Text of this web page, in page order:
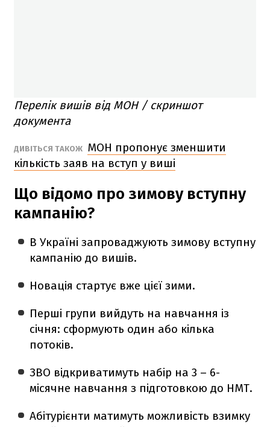
Перелік вишів від МОН / скриншот
документа
ДИВІТЬСЯ ТАКОЖ МОН пропонує зменшити
кількість заяв на вступ у виші
Що відомо про зимову вступну
кампанію?
В Україні запроваджують зимову вступну
кампанію до вишів.
Новація стартує вже цієї зими.
Перші групи вийдуть на навчання із
січня: сформують один або кілька
потоків.
ЗВО відкриватимуть набір на 3 – 6-
місячне навчання з підготовкою до НМТ.
Абітурієнти матимуть можливість взимку